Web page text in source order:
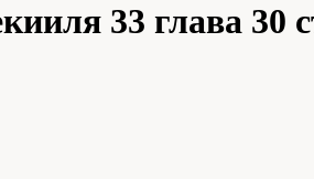
33 глава 30